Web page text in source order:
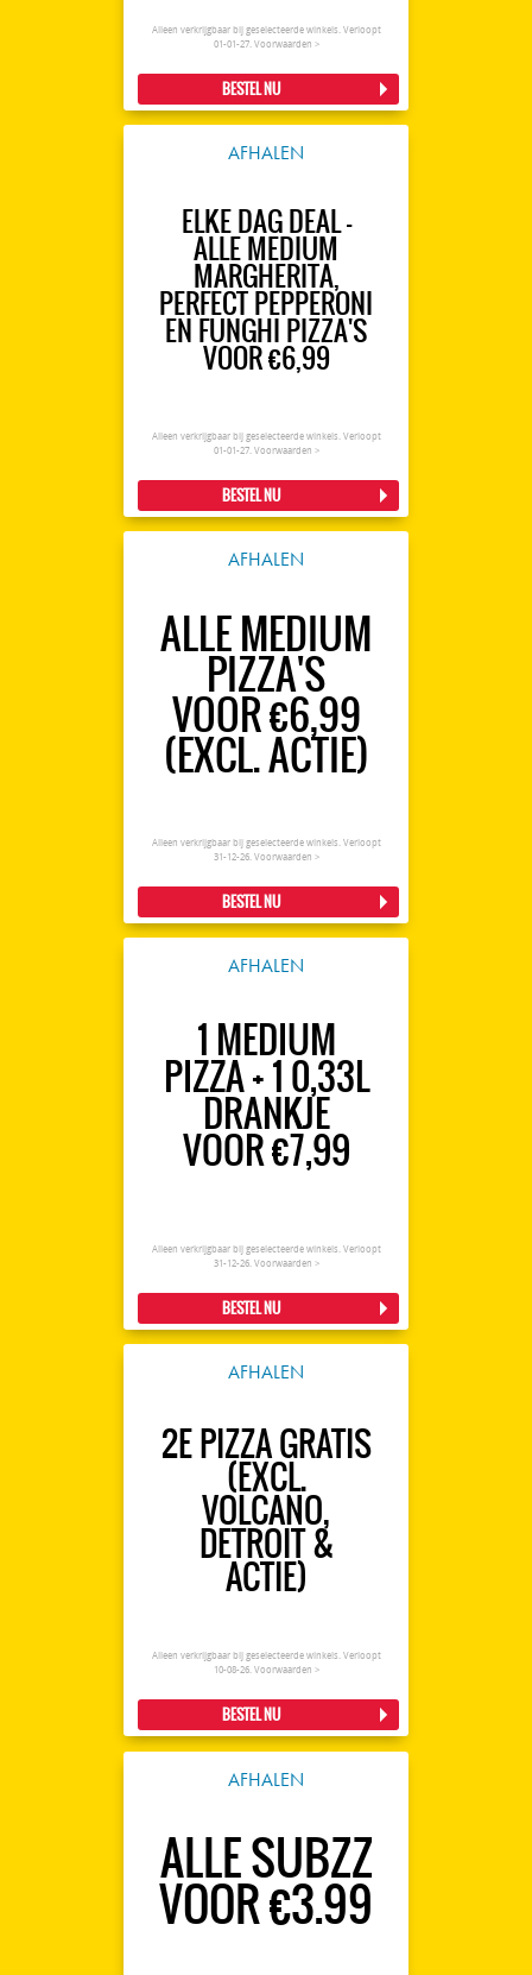
Alleen verkrijgbaar bij geselecteerde winkels. Verloopt
01-01-27. Voorwaarden >
BESTEL NU
AFHALEN
ELKE DAG DEAL -
ALLE MEDIUM
MARGHERITA,
PERFECT PEPPERONI
EN FUNGHI PIZZA'S
VOOR €6,99
Alleen verkrijgbaar bij geselecteerde winkels. Verloopt
01-01-27. Voorwaarden >
BESTEL NU
AFHALEN
ALLE MEDIUM
PIZZA'S
VOOR €6,99
(EXCL. ACTIE)
Alleen verkrijgbaar bij geselecteerde winkels. Verloopt
31-12-26. Voorwaarden >
BESTEL NU
AFHALEN
1 MEDIUM
PIZZA + 1 0,33L
DRANKJE
VOOR €7,99
Alleen verkrijgbaar bij geselecteerde winkels. Verloopt
31-12-26. Voorwaarden >
BESTEL NU
AFHALEN
2E PIZZA GRATIS
(EXCL.
VOLCANO,
DETROIT &
ACTIE)
Alleen verkrijgbaar bij geselecteerde winkels. Verloopt
10-08-26. Voorwaarden >
BESTEL NU
AFHALEN
ALLE SUBZZ
VOOR €3.99